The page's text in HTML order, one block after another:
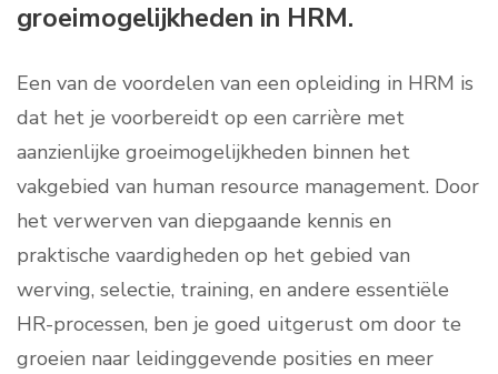
groeimogelijkheden in HRM.
Een van de voordelen van een opleiding in HRM is
dat het je voorbereidt op een carrière met
aanzienlijke groeimogelijkheden binnen het
vakgebied van human resource management. Door
het verwerven van diepgaande kennis en
praktische vaardigheden op het gebied van
werving, selectie, training, en andere essentiële
HR-processen, ben je goed uitgerust om door te
groeien naar leidinggevende posities en meer